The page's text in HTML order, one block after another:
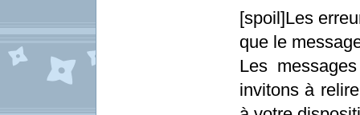
[spoil]Les
que le
Les
invitons à